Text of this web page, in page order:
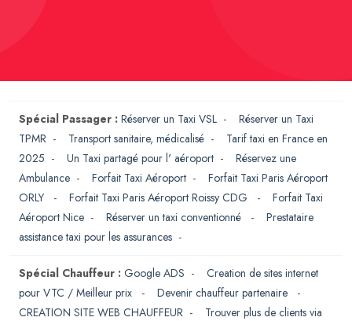
Spécial Passager : Réserver un Taxi VSL - Réserver un Taxi
TPMR - Transport sanitaire, médicalisé - Tarif taxi en France en
2025 - Un Taxi partagé pour l' aéroport - Réservez une
Ambulance - Forfait Taxi Aéroport - Forfait Taxi Paris Aéroport
ORLY
- Forfait Taxi Paris Aéroport Roissy CDG - Forfait Taxi
Aéroport Nice - Réserver un taxi conventionné - Prestataire
assistance taxi pour les assurances -
Spécial Chauffeur : Google ADS - Creation de sites internet
pour VTC / Meilleur prix
- Devenir chauffeur partenaire
-
CREATION SITE WEB CHAUFFEUR - Trouver plus de clients via